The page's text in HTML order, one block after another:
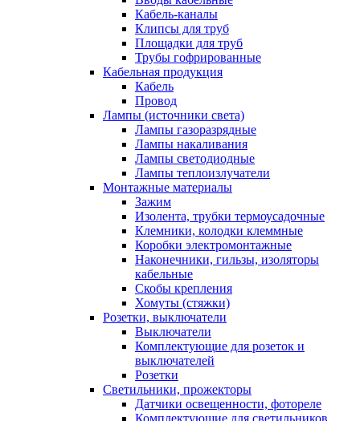
Кабель-каналы
Клипсы для труб
Площадки для труб
Трубы гофрированные
Кабельная продукция
Кабель
Провод
Лампы (источники света)
Лампы газоразрядные
Лампы накаливания
Лампы светодиодные
Лампы теплоизлучатели
Монтажные материалы
Зажим
Изолента, трубки термоусадочные
Клемники, колодки клеммные
Коробки электромонтажные
Наконечники, гильзы, изоляторы
кабельные
Скобы крепления
Хомуты (стяжки)
Розетки, выключатели
Выключатели
Комплектующие для розеток и
выключателей
Розетки
Светильники, прожекторы
Датчики освещенности, фотореле
Комплектующие для светильников